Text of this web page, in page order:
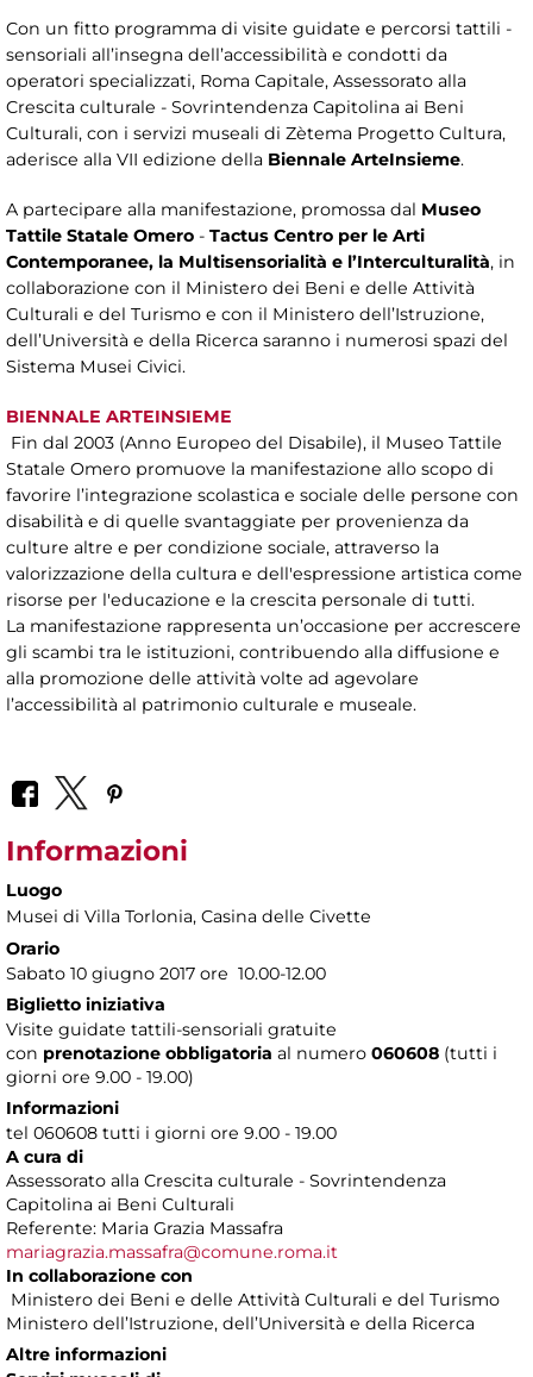
Con un fitto programma di visite guidate e percorsi tattili -
sensoriali all’insegna dell’accessibilità e condotti da
operatori specializzati, Roma Capitale, Assessorato alla
Crescita culturale - Sovrintendenza Capitolina ai Beni
Culturali, con i servizi museali di Zètema Progetto Cultura,
aderisce alla VII edizione della Biennale ArteInsieme.
A partecipare alla manifestazione, promossa dal Museo
Tattile Statale Omero - Tactus Centro per le Arti
Contemporanee, la Multisensorialità e l’Interculturalità, in
collaborazione con il Ministero dei Beni e delle Attività
Culturali e del Turismo e con il Ministero dell’Istruzione,
dell’Università e della Ricerca saranno i numerosi spazi del
Sistema Musei Civici.
BIENNALE ARTEINSIEME
Fin dal 2003 (Anno Europeo del Disabile), il Museo Tattile
Statale Omero promuove la manifestazione allo scopo di
favorire l’integrazione scolastica e sociale delle persone con
disabilità e di quelle svantaggiate per provenienza da
culture altre e per condizione sociale, attraverso la
valorizzazione della cultura e dell'espressione artistica come
risorse per l'educazione e la crescita personale di tutti.
La manifestazione rappresenta un’occasione per accrescere
gli scambi tra le istituzioni, contribuendo alla diffusione e
alla promozione delle attività volte ad agevolare
l’accessibilità al patrimonio culturale e museale.
Informazioni
Luogo
Musei di Villa Torlonia, Casina delle Civette
Orario
Sabato 10 giugno 2017 ore 10.00-12.00
Biglietto iniziativa
Visite guidate tattili-sensoriali gratuite
con prenotazione obbligatoria al numero 060608 (tutti i
giorni ore 9.00 - 19.00)
Informazioni
tel 060608 tutti i giorni ore 9.00 - 19.00
A cura di
Assessorato alla Crescita culturale - Sovrintendenza
Capitolina ai Beni Culturali
Referente: Maria Grazia Massafra
mariagrazia.massafra@comune.roma.it
In collaborazione con
Ministero dei Beni e delle Attività Culturali e del Turismo
Ministero dell’Istruzione, dell’Università e della Ricerca
Altre informazioni